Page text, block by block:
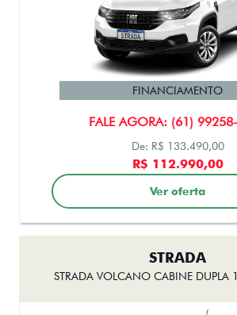
FALE AGORA: (61)
FINANCIAMENTO
De: R$ 133.490,00
R$ 112.990,00
Ver oferta
STRADA
STRADA VOLCANO CABINE DUPLA